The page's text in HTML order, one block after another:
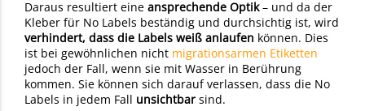
Daraus resultiert eine ansprechende Optik– und da der
Kleber für No Labels beständig und durchsichtig ist, wird
verhindert, dass die Labels weiß anlaufen können. Dies
ist bei gewöhnlichen nicht migrationsarmen Etiketten
jedoch der Fall, wenn sie mit Wasser in Berührung
kommen. Sie können sich darauf verlassen, dass die No
Labels in jedem Fall unsichtbar sind.